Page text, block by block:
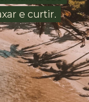
e curtir.
e curtir.